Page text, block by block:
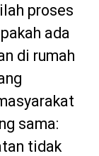
proses
ada
di rumah
sama:
tidak